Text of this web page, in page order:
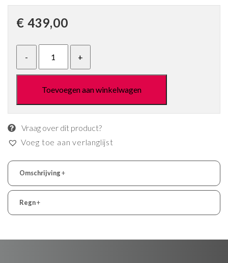
€ 439,00
Toevoegen aan winkelwagen
Vraag over dit product?
Voeg toe aan verlanglijst
Omschrijving+
Regn+